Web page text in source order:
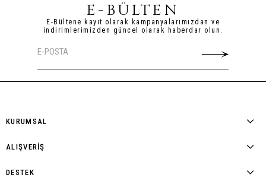
E-BÜLTEN
E-Bültene kayıt olarak kampanyalarımızdan ve
indirimlerimizden güncel olarak haberdar olun.
KURUMSAL
ALIŞVERİŞ
DESTEK